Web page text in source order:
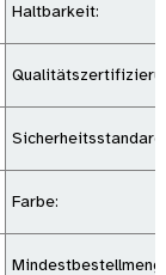
Haltbarkeit:
Sicherheitsstandard:
Farbe: